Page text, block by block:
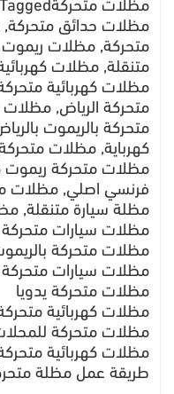
مظلات حدائق متحركة,
متحركة, مظلات ريموت
متنقلة, مظلات
مظلات كهربائية
متحركة الرياض,
متحركة بالريموت
كهرباية, مظلات
مظلات متحركة ريموت
فرنسي اصلي, مظلات
مظلة سيارة متنقلة,
مظلات سيارات
مظلات متحركة
مظلات سيارات متحركة
مظلات متحركة يدويا
مظلات كهربائية
مظلات متحركة
مظلات كهربائية
طريقة عمل مظلة